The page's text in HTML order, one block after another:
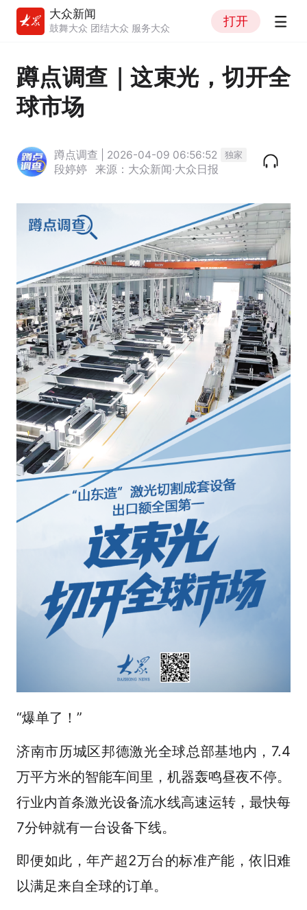
大众新闻
鼓舞大众 团结大众 服务大众
打开
蹲点调查｜这束光，切开全
球市场
蹲点调查 | 2026-04-09 06:56:52 独家
段婷婷 来源：大众新闻·大众日报
“爆单了！”
济南市历城区邦德激光全球总部基地内，7.4
万平方米的智能车间里，机器轰鸣昼夜不停。
行业内首条激光设备流水线高速运转，最快每
7分钟就有一台设备下线。
即便如此，年产超2万台的标准产能，依旧难
以满足来自全球的订单。